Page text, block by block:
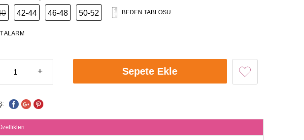
42-44 46-48 50-52 BEDEN TABLOSU
ALARM
+ Sepete Ekle